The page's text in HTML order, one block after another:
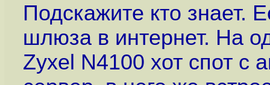
Подскажите кто знает.
шлюза в интернет. На
Zyxel N4100 хот спот с